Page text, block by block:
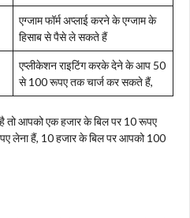
एग्जाम फॉर्म अप्लाई करने के एग्जाम के
हिसाब से पैसे ले सकते हैं
एप्लीकेशन राइटिंग करके देने के आप 50
से 100 रूपए तक चार्ज कर सकते हैं,
तो आपको एक हजार के बिल पर 10 रूपए
लेना हैं, 10 हजार के बिल पर आपको 100